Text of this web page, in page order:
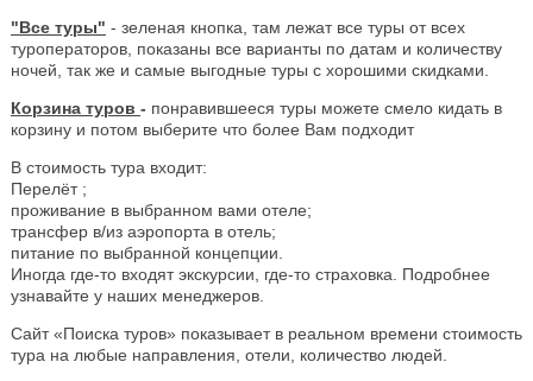
"Все туры" - зеленая кнопка, там лежат все туры от всех
туроператоров, показаны все варианты по датам и количеству
ночей, так же и самые выгодные туры с хорошими скидками.
Корзина туров - понравившееся туры можете смело кидать в
корзину и потом выберите что более Вам подходит
В стоимость тура входит:
Перелёт ;
проживание в выбранном вами отеле;
трансфер в/из аэропорта в отель;
питание по выбранной концепции.
Иногда где-то входят экскурсии, где-то страховка. Подробнее
узнавайте у наших менеджеров.
Сайт «Поиска туров» показывает в реальном времени стоимость
тура на любые направления, отели, количество людей.